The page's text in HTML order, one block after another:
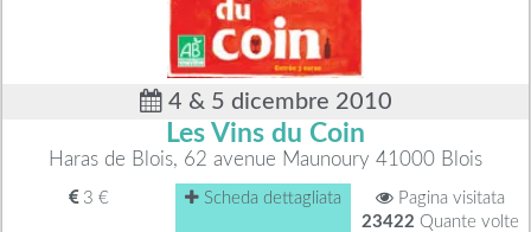
4 & 5 dicembre 2010
Les Vins du Coin
Haras de Blois, 62 avenue Maunoury 41000 Blois
3 € Scheda dettagliata
Pagina visitata
23422 Quante volte